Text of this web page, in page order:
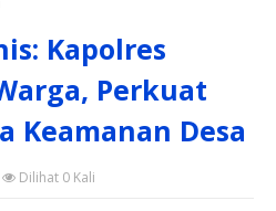
Kapolres
Perkuat
Keamanan Desa
Dilihat 0 Kali